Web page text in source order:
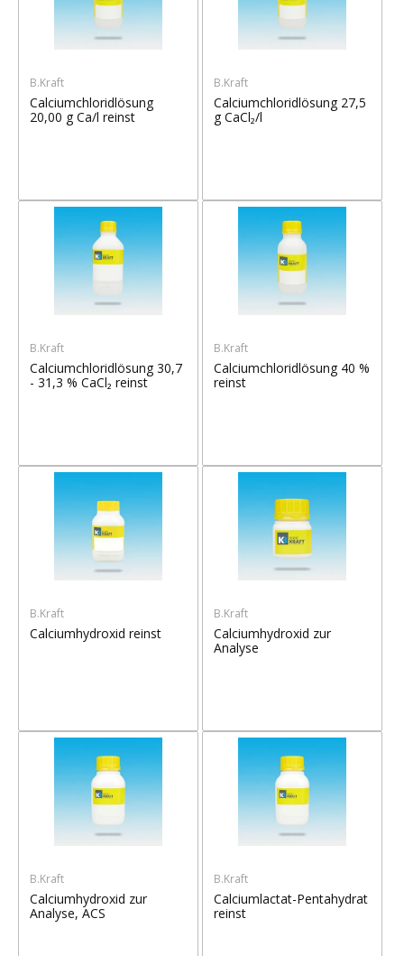
B.Kraft
Calciumchloridlösung
20,00 g Ca/l reinst
B.Kraft
Calciumchloridlösung 27,5
g CaCl₂/l
B.Kraft
Calciumchloridlösung 30,7
- 31,3 % CaCl₂ reinst
B.Kraft
Calciumchloridlösung 40 %
reinst
B.Kraft
Calciumhydroxid reinst
B.Kraft
Calciumhydroxid zur
Analyse
B.Kraft
Calciumhydroxid zur
Analyse, ACS
B.Kraft
Calciumlactat-Pentahydrat
reinst